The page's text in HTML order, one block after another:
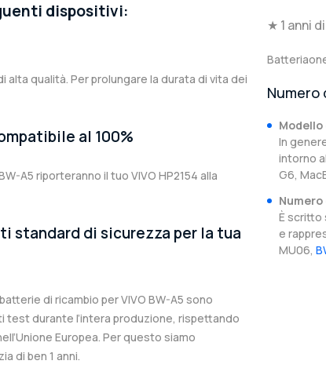
dispositivi:
alta qualità. Per prolungare la durata di vita dei
al 100%
A5 riporteranno il tuo VIVO HP2154 alla
standard di sicurezza per la tua
di ricambio per VIVO BW-A5 sono
test durante l’intera produzione, rispettando
Europea. Per questo siamo
di ben 1 anni.
★ 1 anni
In
intorno
G6,
È scritto
e
MU06,